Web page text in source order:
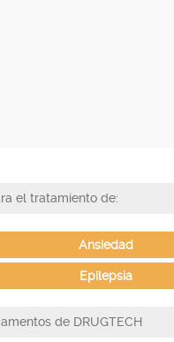
el tratamiento de:
Ansiedad
Epilepsia
de DRUGTECH